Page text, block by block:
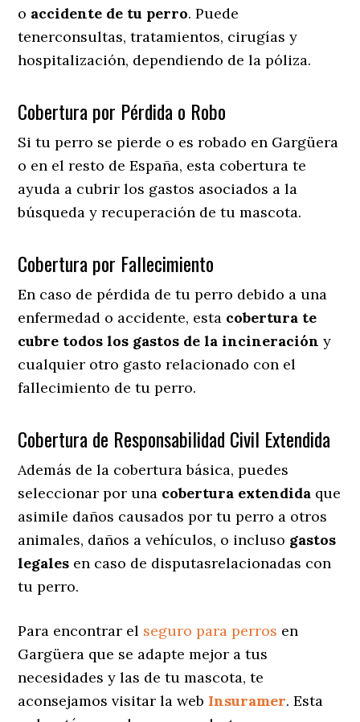
o accidente de tu perro. Puede
tenerconsultas, tratamientos, cirugías y
hospitalización, dependiendo de la póliza.
Cobertura por Pérdida o Robo
Si tu perro se pierde o es robado en Gargüera
o en el resto de España, esta cobertura te
ayuda a cubrir los gastos asociados a la
búsqueda y recuperación de tu mascota.
Cobertura por Fallecimiento
En caso de pérdida de tu perro debido a una
enfermedad o accidente, esta cobertura te
cubre todos los gastos de la incineración y
cualquier otro gasto relacionado con el
fallecimiento de tu perro.
Cobertura de Responsabilidad Civil Extendida
Además de la cobertura básica, puedes
seleccionar por una cobertura extendida que
asimile daños causados por tu perro a otros
animales, daños a vehículos, o incluso gastos
legales en caso de disputasrelacionadas con
tu perro.
Para encontrar el seguro para perros en
Gargüera que se adapte mejor a tus
necesidades y las de tu mascota, te
aconsejamos visitar la web Insuramer. Esta